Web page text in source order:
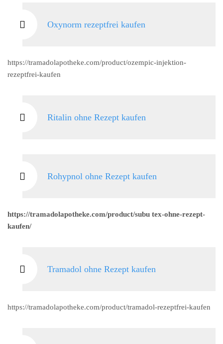
Oxynorm rezeptfrei kaufen
https://tramadolapotheke.com/product/ozempic-injektion-
rezeptfrei-kaufen
Ritalin ohne Rezept kaufen
Rohypnol ohne Rezept kaufen
https://tramadolapotheke.com/product/subu tex-ohne-rezept-
kaufen/
Tramadol ohne Rezept kaufen
https://tramadolapotheke.com/product/tramadol-rezeptfrei-kaufen